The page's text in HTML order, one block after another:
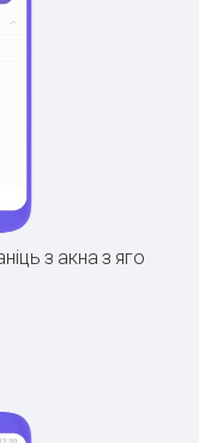
з акна з яго